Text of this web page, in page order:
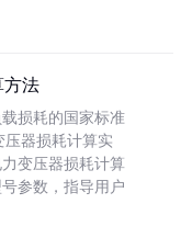
方法
损耗的国家标准
压器损耗计算实
变压器损耗计算
参数，指导用户